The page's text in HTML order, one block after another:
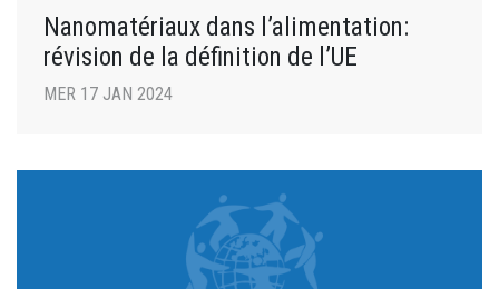
Nanomatériaux dans l’alimentation:
révision de la définition de l’UE
MER 17 JAN 2024